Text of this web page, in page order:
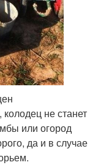
не станет
или огород
да и в случае